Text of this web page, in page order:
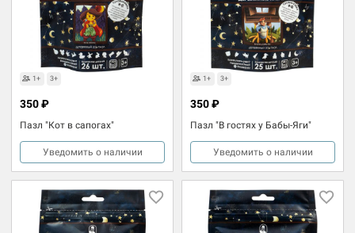
1+ 3+
Пазл "Кот в сапогах"
350 ₽
Уведомить о наличии
1+ 3+
Пазл "В гостях у Бабы-Яги"
350 ₽
Уведомить о наличии